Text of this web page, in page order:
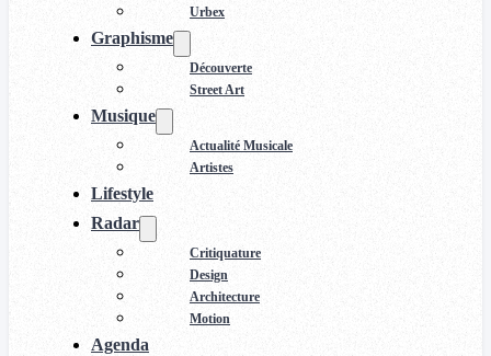
Urbex
Graphisme
Découverte
Street Art
Musique
Actualité Musicale
Artistes
Lifestyle
Radar
Critiquature
Design
Architecture
Motion
Agenda